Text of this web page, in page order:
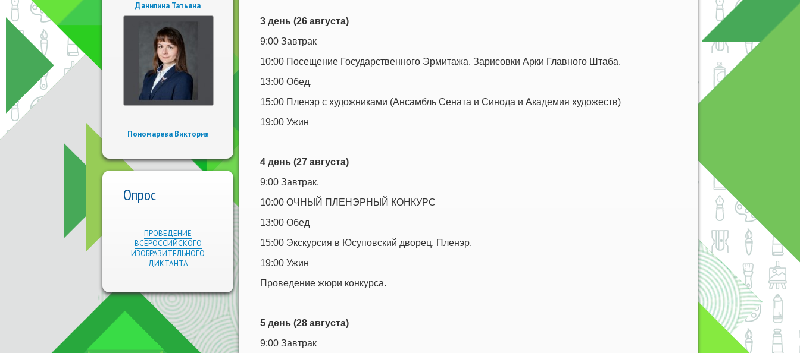
Данилина Татьяна
Пономарева Виктория
Опрос
ПРОВЕДЕНИЕ
ВСЕРОССИЙСКОГО
ИЗОБРАЗИТЕЛЬНОГО
ДИКТАНТА
3 день (26 августа)
9:00 Завтрак
10:00 Посещение Государственного Эрмитажа. Зарисовки Арки Главного Штаба.
13:00 Обед.
15:00 Пленэр с художниками (Ансамбль Сената и Синода и Академия художеств)
19:00 Ужин
4 день (27 августа)
9:00 Завтрак.
10:00 ОЧНЫЙ ПЛЕНЭРНЫЙ КОНКУРС
13:00 Обед
15:00 Экскурсия в Юсуповский дворец. Пленэр.
19:00 Ужин
Проведение жюри конкурса.
5 день (28 августа)
9:00 Завтрак